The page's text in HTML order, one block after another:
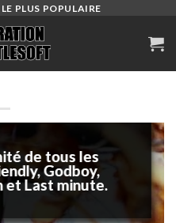
PLUS POPULAIRE
de tous les
Godboy,
et Last minute.
de tous les
Godboy,
et Last minute.
de tous les
Godboy,
et Last minute.